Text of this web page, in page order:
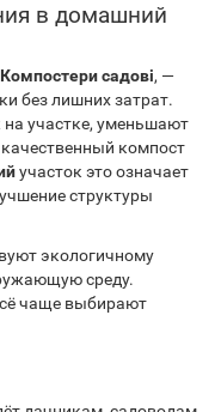
в домашний
Компостери садові, —
без лишних затрат.
участке, уменьшают
компост
участок это означает
структуры
экологичному
среду.
чаще выбирают